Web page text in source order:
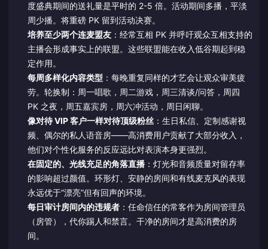
度盛典期间的送礼量是平时的 2-5 倍。活动期间多播，平淡
周少播。将重磅 PK 留到活动决赛。
培养至少两个连麦盟友：经常互相 PK 并呼吁观众互相支持的
主播会形成事实上的联盟。这些联盟能在收入低谷期起到稳
定作用。
每周多样化内容类型 ：每晚重复同样的才艺会让观众审美疲
劳。轮换制：周一唱歌，周二游戏，周三清谈/问答，周四
PK 之夜，周五嘉宾房，周六冲活动，周日闲聊。
像对待 VIP 客户一样对待顶级粉丝：生日私信、定制感谢视
频、偶尔的私人语音房——高消费用户贡献了大部分收入，
他们对个性化服务的反应远比对表演本身更强烈。
在固定的、光线充足的角落直播：灯光和音频质量对留存率
的影响超过颜值。环形灯、安静的房间和有线麦克风的表现
永远优于“漂亮”但有回声的环境。
每日审计房间内的违规者：任命信任的常客作为房间管理员
（房管），代你踢人和禁言。干净的房间才是高消费的房
间。